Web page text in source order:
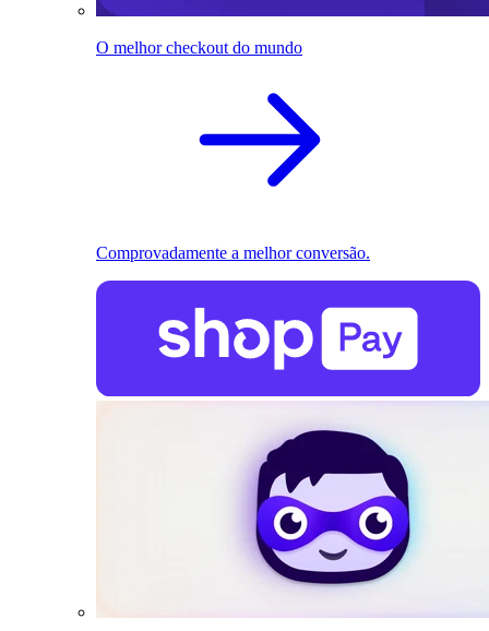
O melhor checkout do mundo
Comprovadamente a melhor conversão.